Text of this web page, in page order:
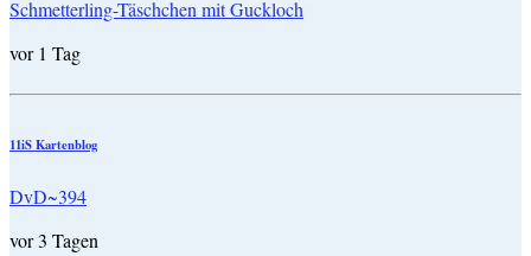
Schmetterling-Täschchen mit Guckloch
vor 1 Tag
11iS Kartenblog
DvD~394
vor 3 Tagen